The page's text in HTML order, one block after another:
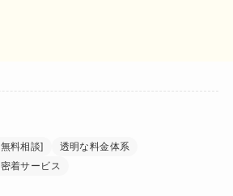
無料相談]
透明な料金体系
着サービス